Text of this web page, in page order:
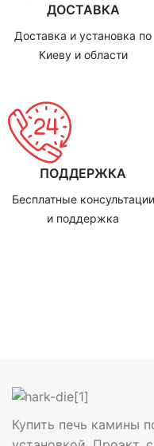
ДОСТАВКА
Доставка и установка по
Киеву и области
ПОДДЕРЖКА
Бесплатные консультации
и поддержка
Купить печь камины